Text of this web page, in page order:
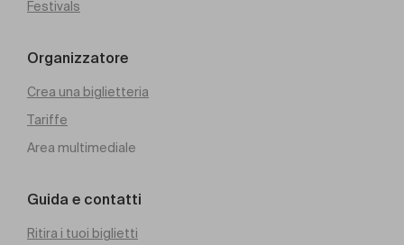
Festivals
Organizzatore
Crea una biglietteria
Tariffe
Area multimediale
Guida e contatti
Ritira i tuoi biglietti